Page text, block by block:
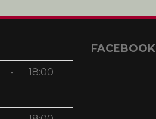
- 18:00
FACEBOOK